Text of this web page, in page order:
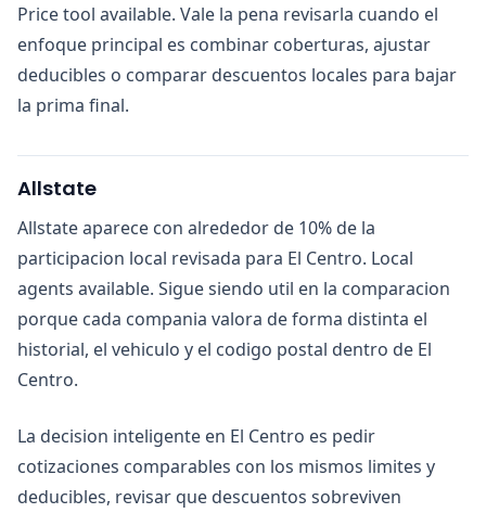
Price tool available. Vale la pena revisarla cuando el
enfoque principal es combinar coberturas, ajustar
deducibles o comparar descuentos locales para bajar
la prima final.
Allstate
Allstate aparece con alrededor de 10% de la
participacion local revisada para El Centro. Local
agents available. Sigue siendo util en la comparacion
porque cada compania valora de forma distinta el
historial, el vehiculo y el codigo postal dentro de El
Centro.
La decision inteligente en El Centro es pedir
cotizaciones comparables con los mismos limites y
deducibles, revisar que descuentos sobreviven